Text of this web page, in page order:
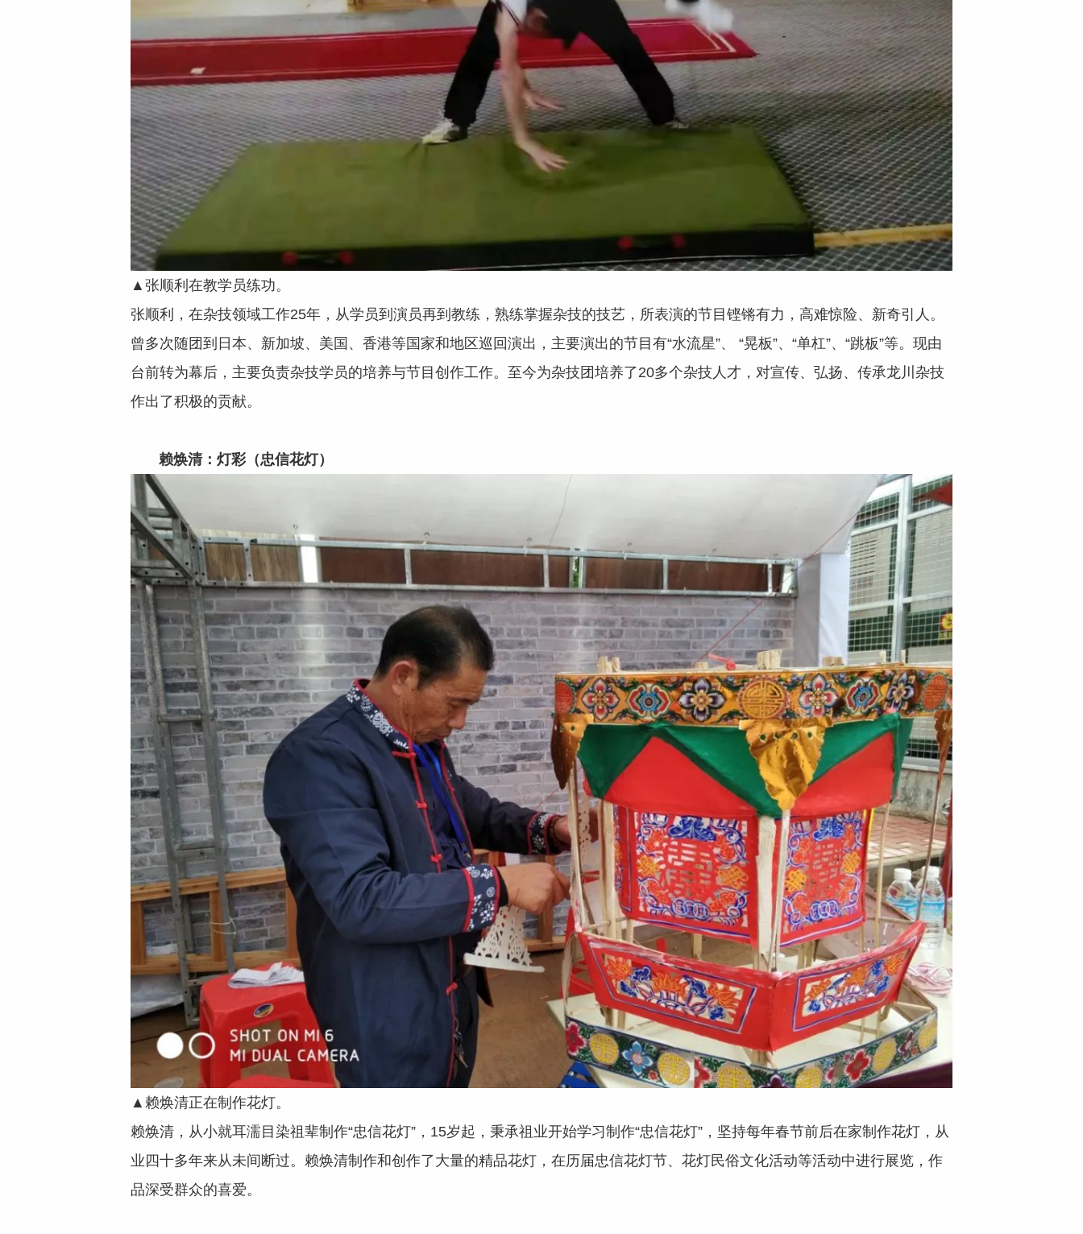
▲张顺利在教学员练功。
张顺利，在杂技领域工作25年，从学员到演员再到教练，熟练掌握杂技的技艺，所表演的节目铿锵有力，高难惊险、新奇引人。
曾多次随团到日本、新加坡、美国、香港等国家和地区巡回演出，主要演出的节目有“水流星”、 “晃板”、“单杠”、“跳板”等。现由
台前转为幕后，主要负责杂技学员的培养与节目创作工作。至今为杂技团培养了20多个杂技人才，对宣传、弘扬、传承龙川杂技
作出了积极的贡献。
赖焕清：灯彩（忠信花灯）
▲赖焕清正在制作花灯。
赖焕清，从小就耳濡目染祖辈制作“忠信花灯”，15岁起，秉承祖业开始学习制作“忠信花灯”，坚持每年春节前后在家制作花灯，从
业四十多年来从未间断过。赖焕清制作和创作了大量的精品花灯，在历届忠信花灯节、花灯民俗文化活动等活动中进行展览，作
品深受群众的喜爱。